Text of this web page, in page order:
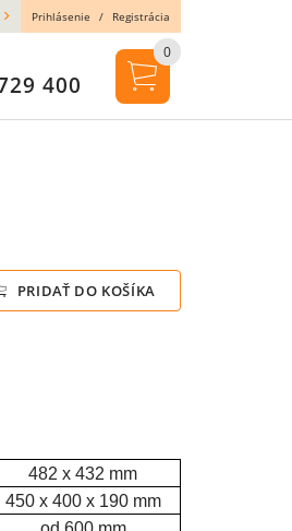
PRIDAŤ DO KOŠÍKA
482 x 432 mm
450 x 400 x 190 mm
Prihlásenie / Registrácia
400
0